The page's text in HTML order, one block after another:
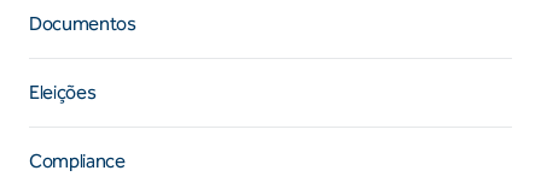
Documentos
Eleições
Compliance